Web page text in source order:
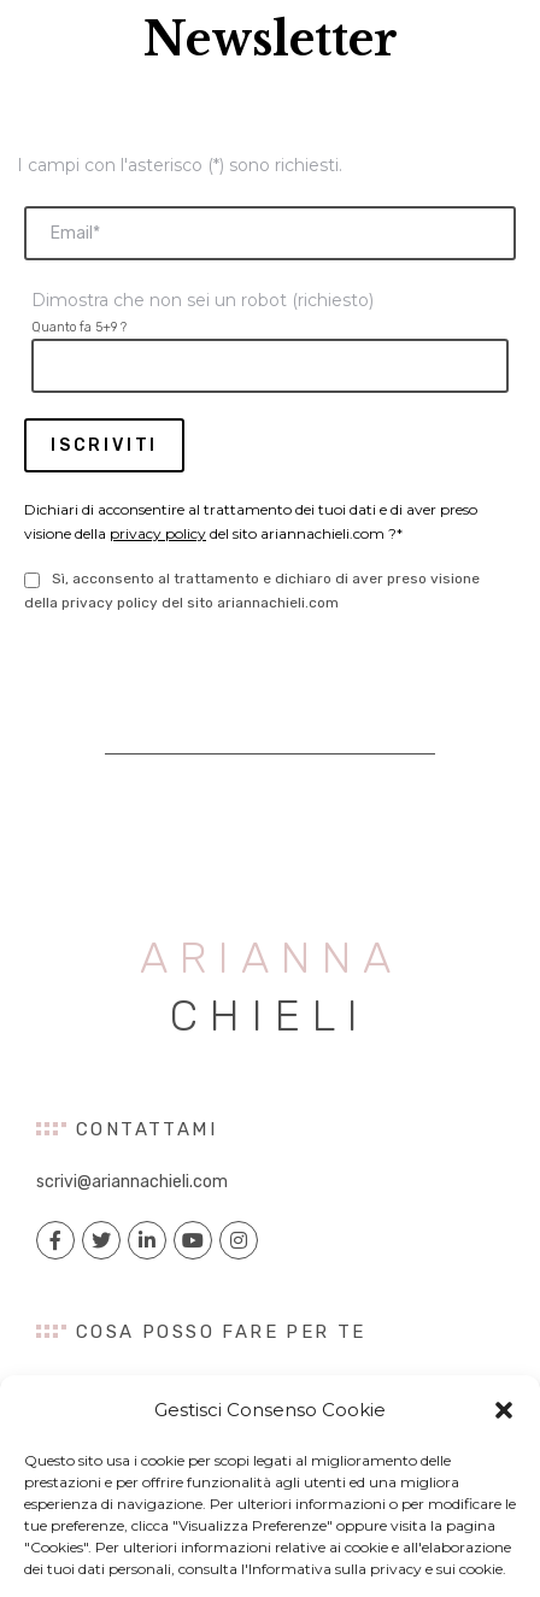
Gestisci Consenso Cookie
Questo sito usa i cookie per scopi legati al miglioramento delle
prestazioni e per offrire funzionalità agli utenti ed una migliora
esperienza di navigazione. Per ulteriori informazioni o per modificare le
tue preferenze, clicca "Visualizza Preferenze" oppure visita la pagina
"Cookies". Per ulteriori informazioni relative ai cookie e all'elaborazione
dei tuoi dati personali, consulta l'Informativa sulla privacy e sui cookie.
Newsletter
I campi con l'asterisco (*) sono richiesti.
Dimostra che non sei un robot (richiesto)
Quanto fa 5+9 ?
Dichiari di acconsentire al trattamento dei tuoi dati e di aver preso
visione della privacy policy del sito ariannachieli.com ?*
Sì, acconsento al trattamento e dichiaro di aver preso visione
della privacy policy del sito ariannachieli.com
ARIANNA
CHIELI
CONTATTAMI
scrivi@ariannachieli.com
COSA POSSO FARE PER TE
Content Creation
Digital PR
Influencer Marketing
Newsletter